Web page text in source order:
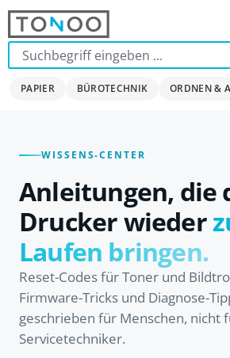
Zum Hauptinhalt springen
PAPIER BÜROTECHNIK ORDNEN &
WISSENS-CENTER
Anleitungen, die
Drucker wieder
Laufen bringen.
Reset-Codes für Toner und
Firmware-Tricks und Diagnose-
geschrieben für Menschen, nicht
Servicetechniker.